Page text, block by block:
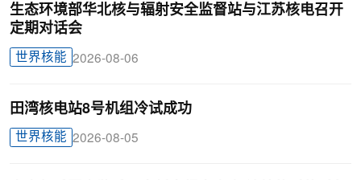
生态环境部华北核与辐射安全监督站与江苏核电召开
定期对话会
世界核能 2026-08-06
田湾核电站8号机组冷试成功
世界核能 2026-08-05